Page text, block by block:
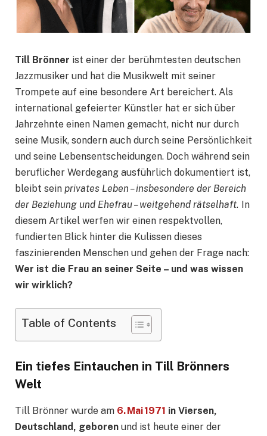
Till Brönner ist einer der berühmtesten deutschen
Jazzmusiker und hat die Musikwelt mit seiner
Trompete auf eine besondere Art bereichert. Als
international gefeierter Künstler hat er sich über
Jahrzehnte einen Namen gemacht, nicht nur durch
seine Musik, sondern auch durch seine Persönlichkeit
und seine Lebensentscheidungen. Doch während sein
beruflicher Werdegang ausführlich dokumentiert ist,
bleibt sein privates Leben – insbesondere der Bereich
der Beziehung und Ehefrau – weitgehend rätselhaft. In
diesem Artikel werfen wir einen respektvollen,
fundierten Blick hinter die Kulissen dieses
faszinierenden Menschen und gehen der Frage nach:
Wer ist die Frau an seiner Seite – und was wissen
wir wirklich?
Table of Contents
Ein tiefes Eintauchen in Till Brönners
Welt
Till Brönner wurde am 6. Mai 1971 in Viersen,
Deutschland, geboren und ist heute einer der